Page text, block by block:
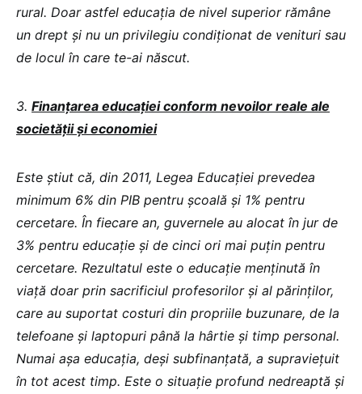
rural. Doar astfel educația de nivel superior rămâne
un drept și nu un privilegiu condiționat de venituri sau
de locul în care te-ai născut.
3. Finanțarea educației conform nevoilor reale ale
societății și economiei
Este știut că, din 2011, Legea Educației prevedea
minimum 6% din PIB pentru școală și 1% pentru
cercetare. În fiecare an, guvernele au alocat în jur de
3% pentru educație și de cinci ori mai puțin pentru
cercetare. Rezultatul este o educație menținută în
viață doar prin sacrificiul profesorilor și al părinților,
care au suportat costuri din propriile buzunare, de la
telefoane și laptopuri până la hârtie și timp personal.
Numai așa educația, deși subfinanțată, a supraviețuit
în tot acest timp. Este o situație profund nedreaptă și